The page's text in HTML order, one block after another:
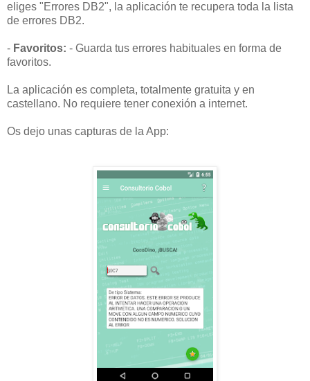
eliges "Errores DB2", la aplicación te recupera toda la lista
de errores DB2.
- Favoritos: - Guarda tus errores habituales en forma de
favoritos.
La aplicación es completa, totalmente gratuita y en
castellano. No requiere tener conexión a internet.
Os dejo unas capturas de la App: